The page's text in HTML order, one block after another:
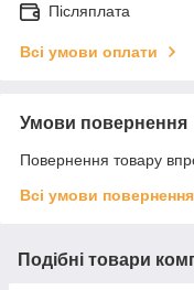
Післяплата
Всі умови оплати
Умови повернення
Повернення товару
Всі умови повернення
Подібні товари